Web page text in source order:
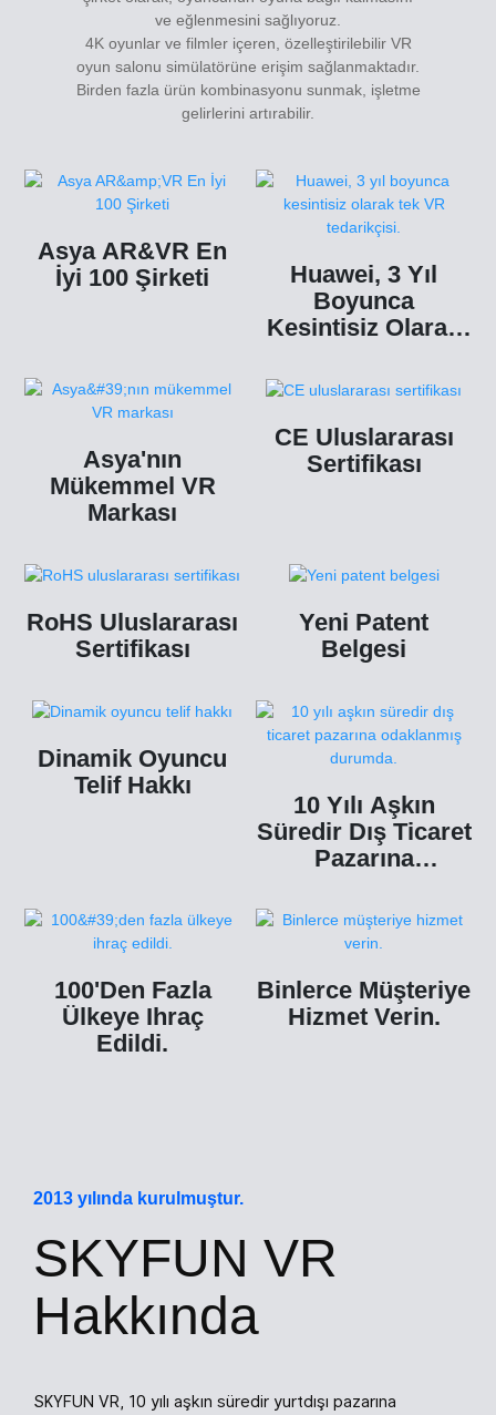
ve eğlenmesini sağlıyoruz.
4K oyunlar ve filmler içeren, özelleştirilebilir VR
oyun salonu simülatörüne erişim sağlanmaktadır.
Birden fazla ürün kombinasyonu sunmak, işletme
gelirlerini artırabilir.
Asya AR&VR En
İyi 100 Şirketi
Huawei, 3 Yıl
Boyunca
Kesintisiz Olarak
Asya'nın
Mükemmel VR
Markası
CE Uluslararası
Sertifikası
RoHS Uluslararası
Sertifikası
Yeni Patent
Belgesi
Dinamik Oyuncu
Telif Hakkı
10 Yılı Aşkın
Süredir Dış Ticaret
Pazarına
Durumda.
100'den Fazla
Ülkeye Ihraç
Edildi.
Binlerce Müşteriye
Hizmet Verin.
2013 yılında kurulmuştur.
SKYFUN VR
Hakkında
SKYFUN VR, 10 yılı aşkın süredir yurtdışı pazarına